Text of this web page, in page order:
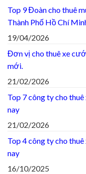
Top 9 Đoàn cho thuê
Thành Phố Hồ Chí
19/04/2026
Đơn vị cho thuê xe
mới.
21/02/2026
Top 7 công ty cho
nay
21/02/2026
Top 4 công ty cho
nay
16/10/2025